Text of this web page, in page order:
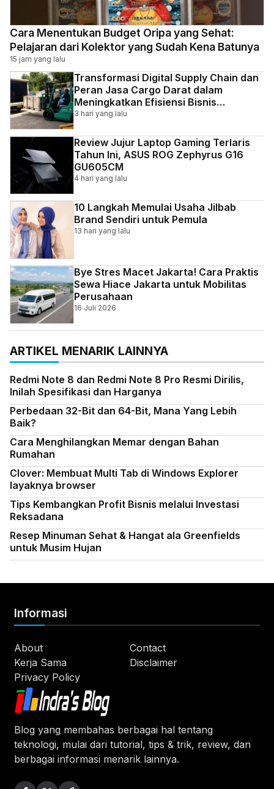
Cara Menentukan Budget Oripa yang Sehat:
Pelajaran dari Kolektor yang Sudah Kena Batunya
15 jam yang lalu
Transformasi Digital Supply Chain dan
Peran Jasa Cargo Darat dalam
Meningkatkan Efisiensi Bisnis
Indonesia
3 hari yang lalu
Review Jujur Laptop Gaming Terlaris
Tahun Ini, ASUS ROG Zephyrus G16
GU605CM
4 hari yang lalu
10 Langkah Memulai Usaha Jilbab
Brand Sendiri untuk Pemula
13 hari yang lalu
Bye Stres Macet Jakarta! Cara Praktis
Sewa Hiace Jakarta untuk Mobilitas
Perusahaan
16 Juli 2026
ARTIKEL MENARIK LAINNYA
Redmi Note 8 dan Redmi Note 8 Pro Resmi Dirilis,
Inilah Spesifikasi dan Harganya
Perbedaan 32-Bit dan 64-Bit, Mana Yang Lebih
Baik?
Cara Menghilangkan Memar dengan Bahan
Rumahan
Clover: Membuat Multi Tab di Windows Explorer
layaknya browser
Tips Kembangkan Profit Bisnis melalui Investasi
Reksadana
Resep Minuman Sehat & Hangat ala Greenfields
untuk Musim Hujan
Blog yang membahas berbagai hal tentang
teknologi, mulai dari tutorial, tips & trik, review, dan
berbagai informasi menarik lainnya.
Informasi
About
Contact
Kerja Sama
Disclaimer
Privacy Policy